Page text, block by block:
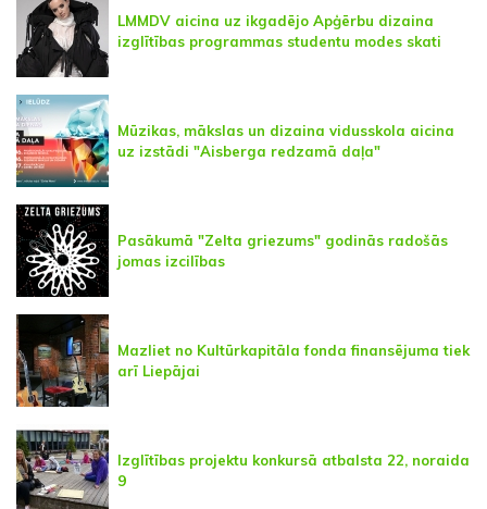
LMMDV aicina uz ikgadējo Apģērbu dizaina
izglītības programmas studentu modes skati
Mūzikas, mākslas un dizaina vidusskola aicina
uz izstādi "Aisberga redzamā daļa"
Pasākumā "Zelta griezums" godinās radošās
jomas izcilības
Mazliet no Kultūrkapitāla fonda finansējuma tiek
arī Liepājai
Izglītības projektu konkursā atbalsta 22, noraida
9